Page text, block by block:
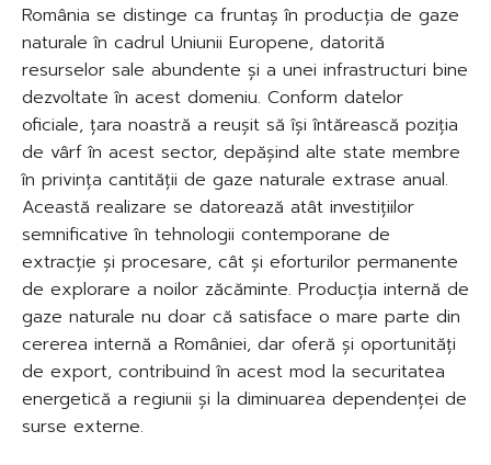
România se distinge ca fruntaș în producția de gaze
naturale în cadrul Uniunii Europene, datorită
resurselor sale abundente și a unei infrastructuri bine
dezvoltate în acest domeniu. Conform datelor
oficiale, țara noastră a reușit să își întărească poziția
de vârf în acest sector, depășind alte state membre
în privința cantității de gaze naturale extrase anual.
Această realizare se datorează atât investițiilor
semnificative în tehnologii contemporane de
extracție și procesare, cât și eforturilor permanente
de explorare a noilor zăcăminte. Producția internă de
gaze naturale nu doar că satisface o mare parte din
cererea internă a României, dar oferă și oportunități
de export, contribuind în acest mod la securitatea
energetică a regiunii și la diminuarea dependenței de
surse externe.